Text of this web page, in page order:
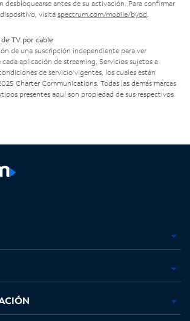
desbloquearse antes de su activación. Para confirmar
visita spectrum.com/mobile/byod
TV por cable
de una suscripción independiente para ver
aplicación de streaming. Servicios sujetos a
de servicio vigentes, los cuales están
Charter Communications. Todas las demás marcas
presentes aquí son propiedad de sus respectivos